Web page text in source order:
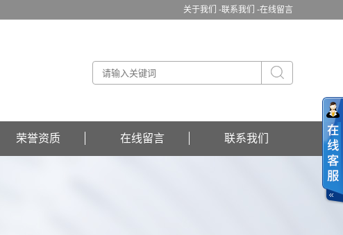
关于我们 -联系我们 -在线留言
荣誉资质 在线留言 联系我们